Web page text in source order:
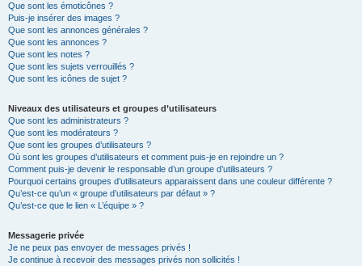
Que sont les émoticônes ?
Puis-je insérer des images ?
Que sont les annonces générales ?
Que sont les annonces ?
Que sont les notes ?
Que sont les sujets verrouillés ?
Que sont les icônes de sujet ?
Niveaux des utilisateurs et groupes d’utilisateurs
Que sont les administrateurs ?
Que sont les modérateurs ?
Que sont les groupes d’utilisateurs ?
Où sont les groupes d’utilisateurs et comment puis-je en rejoindre un ?
Comment puis-je devenir le responsable d’un groupe d’utilisateurs ?
Pourquoi certains groupes d’utilisateurs apparaissent dans une couleur différente ?
Qu’est-ce qu’un « groupe d’utilisateurs par défaut » ?
Qu’est-ce que le lien « L’équipe » ?
Messagerie privée
Je ne peux pas envoyer de messages privés !
Je continue à recevoir des messages privés non sollicités !